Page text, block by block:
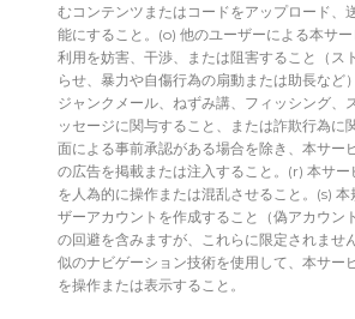
むコンテンツまたはコードをアップロード、
能にすること。(o) 他のユーザーによる本サ
利用を妨害、干渉、または阻害すること（ス
らせ、暴力や自傷行為の扇動または助長など
ジャンクメール、ねずみ講、フィッシング、
ッセージに関与すること、または詐欺行為に
面による事前承認がある場合を除き、本サー
の広告を掲載または注入すること。(r) 本サ
を人為的に操作または混乱させること。(s)
ザーアカウントを作成すること（偽アカウン
の回避を含みますが、これらに限定されませ
似のナビゲーション技術を使用して、本サー
を操作または表示すること。